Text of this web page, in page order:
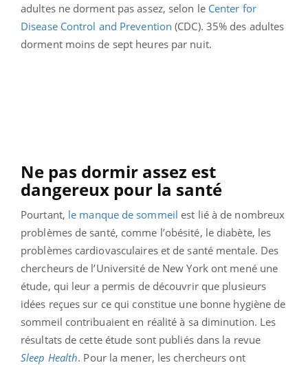
adultes ne dorment pas assez, selon le Center for
Disease Control and Prevention (CDC). 35% des adultes
dorment moins de sept heures par nuit.
Ne pas dormir assez est
dangereux pour la santé
Pourtant, le manque de sommeil est lié à de nombreux
problèmes de santé, comme l’obésité, le diabète, les
problèmes cardiovasculaires et de santé mentale. Des
chercheurs de l’Université de New York ont mené une
étude, qui leur a permis de découvrir que plusieurs
idées reçues sur ce qui constitue une bonne hygiène de
sommeil contribuaient en réalité à sa diminution. Les
résultats de cette étude sont publiés dans la revue
Sleep Health. Pour la mener, les chercheurs ont